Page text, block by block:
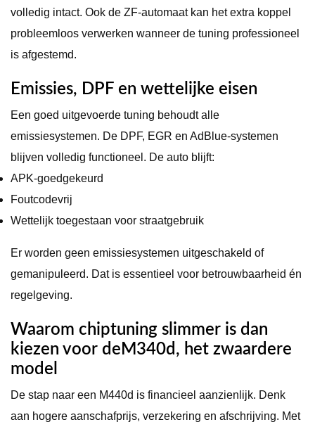
volledig intact. Ook de ZF-automaat kan het extra koppel
probleemloos verwerken wanneer de tuning professioneel
is afgestemd.
Emissies, DPF en wettelijke eisen
Een goed uitgevoerde tuning behoudt alle
emissiesystemen. De DPF, EGR en AdBlue-systemen
blijven volledig functioneel. De auto blijft:
APK-goedgekeurd
Foutcodevrij
Wettelijk toegestaan voor straatgebruik
Er worden geen emissiesystemen uitgeschakeld of
gemanipuleerd. Dat is essentieel voor betrouwbaarheid én
regelgeving.
Waarom chiptuning slimmer is dan
kiezen voor deM340d, het zwaardere
model
De stap naar een M440d is financieel aanzienlijk. Denk
aan hogere aanschafprijs, verzekering en afschrijving. Met